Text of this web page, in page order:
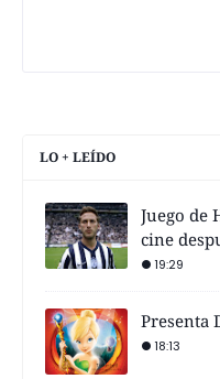
LO + LEÍDO
Juego de
cine
19:29
Presenta
18:13